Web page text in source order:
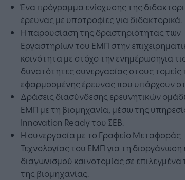
Ένα πρόγραμμα ενίσχυσης της
έρευνας με υποτροφίες για διδακτορικά.
Η παρουσίαση της δραστηριότητας των
Εργαστηρίων του ΕΜΠ στην
κοινότητα με στόχο την ενημέρωσηγια
δυνατότητες συνεργασίας στους τομείς
εφαρμοσμένης έρευνας που υπάρχουν
Δράσεις διασύνδεσης ερευνητικών
ΕΜΠ με τη βιομηχανία, μέσω της
Innovation Ready του ΣΕΒ.
Η συνεργασία με το Γραφείο Μεταφοράς
Τεχνολογίας του ΕΜΠ για τη διοργάνωση
διαγωνισμού καινοτομίας σε επιλεγμένα
της βιομηχανίας.